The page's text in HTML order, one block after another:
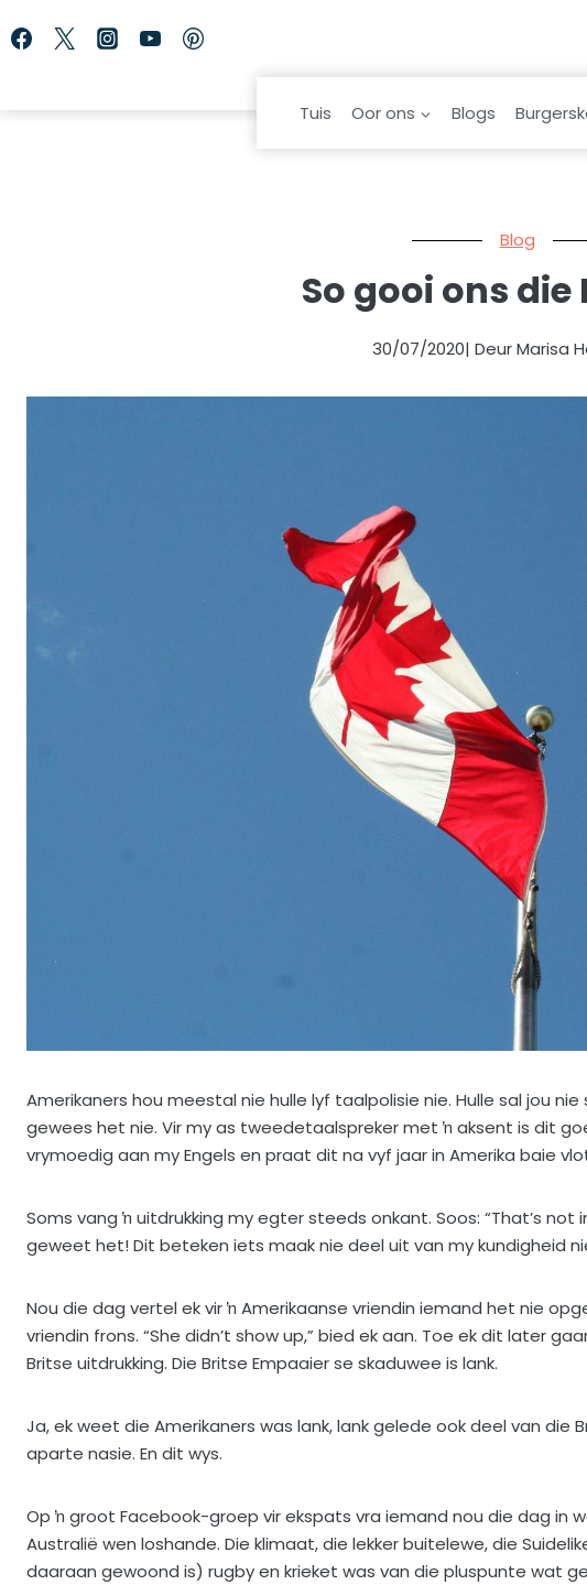
to
Tuis Oor ons Blogs
Blog
So gooi ons
30/07/2020| Deur Marisa
Amerikaners hou meestal nie hulle lyf taalpolisie nie. Hulle sal jou
gewees het nie. Vir my as tweedetaalspreker met ŉ aksent is dit
vrymoedig aan my Engels en praat dit na vyf jaar in Amerika baie
Soms vang ŉ uitdrukking my egter steeds onkant. Soos: “That’s not
geweet het! Dit beteken iets maak nie deel uit van my kundigheid
Nou die dag vertel ek vir ŉ Amerikaanse vriendin iemand het nie
vriendin frons. “She didn’t show up,” bied ek aan. Toe ek dit later
Britse uitdrukking. Die Britse Empaaier se skaduwee is lank.
Ja, ek weet die Amerikaners was lank, lank gelede ook deel van die
aparte nasie. En dit wys.
Op ŉ groot Facebook-groep vir ekspats vra iemand nou die dag in
Australië wen loshande. Die klimaat, die lekker buitelewe, die
daaraan gewoond is) rugby en krieket was van die pluspunte wat